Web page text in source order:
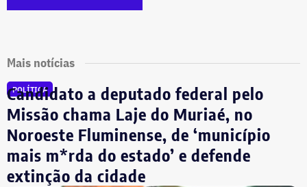
Mais notícias
POLÍTICA
Candidato a deputado federal pelo
Missão chama Laje do Muriaé, no
Noroeste Fluminense, de ‘município
mais m*rda do estado’ e defende
extinção da cidade